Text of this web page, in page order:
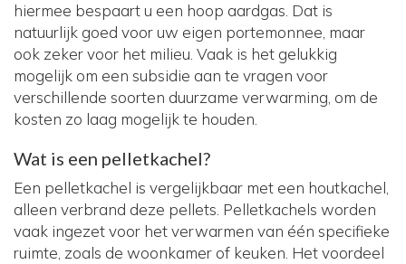
hiermee bespaart u een hoop aardgas. Dat is
natuurlijk goed voor uw eigen portemonnee, maar
ook zeker voor het milieu. Vaak is het gelukkig
mogelijk om een subsidie aan te vragen voor
verschillende soorten duurzame verwarming, om de
kosten zo laag mogelijk te houden.
Wat is een pelletkachel?
Een pelletkachel is vergelijkbaar met een houtkachel,
alleen verbrand deze pellets. Pelletkachels worden
vaak ingezet voor het verwarmen van één specifieke
ruimte, zoals de woonkamer of keuken. Het voordeel